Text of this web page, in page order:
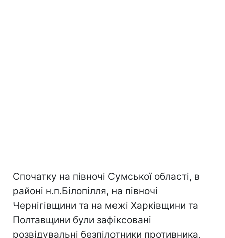
Спочатку на півночі Сумської області, в
районі н.п.Білопілля, на півночі
Чернігівщини та на межі Харківщини та
Полтавщини були зафіксовані
розвідувальні безпілотники противника,